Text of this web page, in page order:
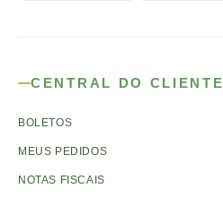
CENTRAL DO CLIENTE
BOLETOS
MEUS PEDIDOS
NOTAS FISCAIS